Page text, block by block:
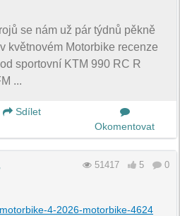
se nám už pár týdnů pěkně
květnovém Motorbike recenze
sportovní KTM 990 RC R
...
Sdílet
Okomentovat
51417 5 0
4-2026-motorbike-4624